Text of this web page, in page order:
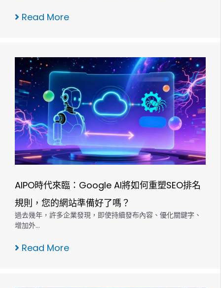
Read More
AIPO時代來臨：Google AI將如何重塑SEO排名
規則，您的網站準備好了嗎？
過去幾年，許多企業發現，即使持續發布內容、優化關鍵字、
增加外…
Read More